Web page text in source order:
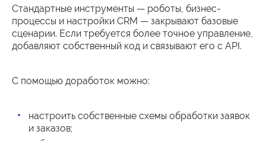
Стандартные инструменты — роботы, бизнес-
процессы и настройки CRM — закрывают базовые
сценарии. Если требуется более точное управление,
добавляют собственный код и связывают его с API.
С помощью доработок можно:
настроить собственные схемы обработки заявок
и заказов;